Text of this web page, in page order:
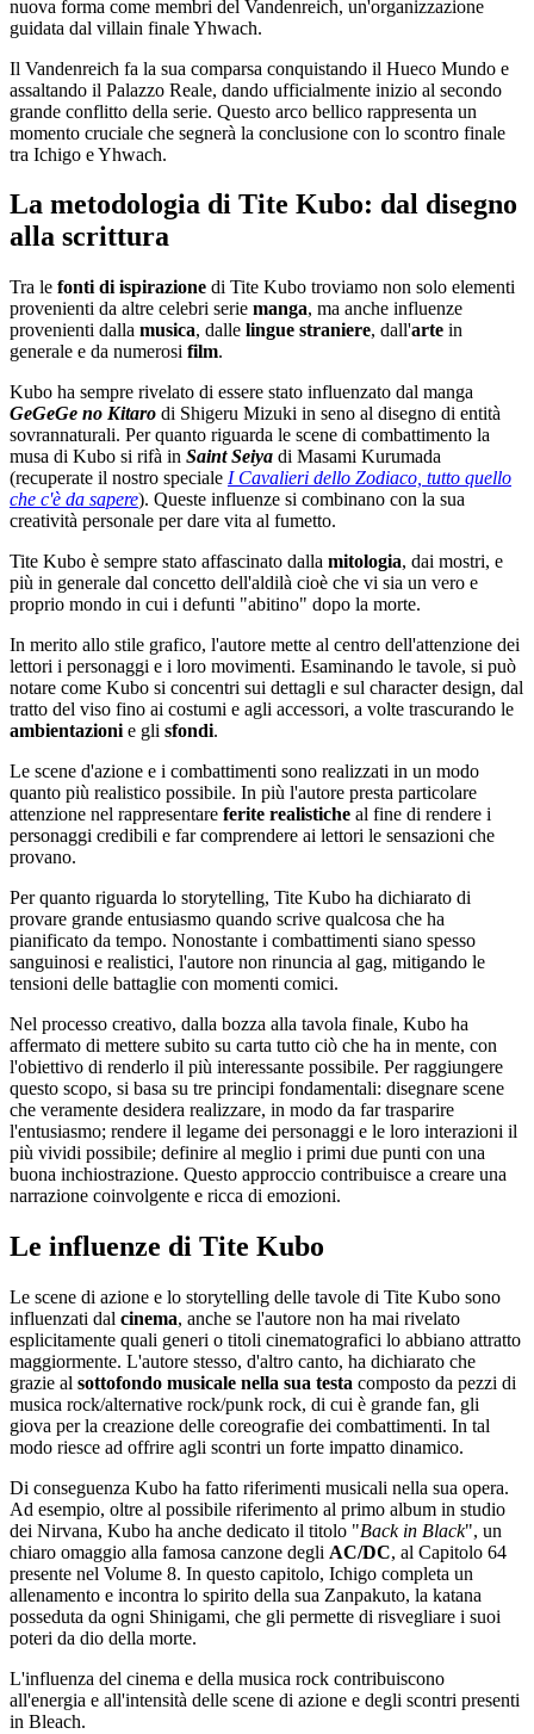
nuova forma come membri del Vandenreich, un'organizzazione
guidata dal villain finale Yhwach.
Il Vandenreich fa la sua comparsa conquistando il Hueco Mundo e
assaltando il Palazzo Reale, dando ufficialmente inizio al secondo
grande conflitto della serie. Questo arco bellico rappresenta un
momento cruciale che segnerà la conclusione con lo scontro finale
tra Ichigo e Yhwach.
La metodologia di Tite Kubo: dal disegno
alla scrittura
Tra le fonti di ispirazione di Tite Kubo troviamo non solo elementi
provenienti da altre celebri serie manga, ma anche influenze
provenienti dalla musica, dalle lingue straniere, dall'arte in
generale e da numerosi film.
Kubo ha sempre rivelato di essere stato influenzato dal manga
GeGeGe no Kitaro di Shigeru Mizuki in seno al disegno di entità
sovrannaturali. Per quanto riguarda le scene di combattimento la
musa di Kubo si rifà in Saint Seiya di Masami Kurumada
(recuperate il nostro speciale I Cavalieri dello Zodiaco, tutto quello
che c'è da sapere). Queste influenze si combinano con la sua
creatività personale per dare vita al fumetto.
Tite Kubo è sempre stato affascinato dalla mitologia, dai mostri, e
più in generale dal concetto dell'aldilà cioè che vi sia un vero e
proprio mondo in cui i defunti "abitino" dopo la morte.
In merito allo stile grafico, l'autore mette al centro dell'attenzione dei
lettori i personaggi e i loro movimenti. Esaminando le tavole, si può
notare come Kubo si concentri sui dettagli e sul character design, dal
tratto del viso fino ai costumi e agli accessori, a volte trascurando le
ambientazioni e gli sfondi.
Le scene d'azione e i combattimenti sono realizzati in un modo
quanto più realistico possibile. In più l'autore presta particolare
attenzione nel rappresentare ferite realistiche al fine di rendere i
personaggi credibili e far comprendere ai lettori le sensazioni che
provano.
Per quanto riguarda lo storytelling, Tite Kubo ha dichiarato di
provare grande entusiasmo quando scrive qualcosa che ha
pianificato da tempo. Nonostante i combattimenti siano spesso
sanguinosi e realistici, l'autore non rinuncia al gag, mitigando le
tensioni delle battaglie con momenti comici.
Nel processo creativo, dalla bozza alla tavola finale, Kubo ha
affermato di mettere subito su carta tutto ciò che ha in mente, con
l'obiettivo di renderlo il più interessante possibile. Per raggiungere
questo scopo, si basa su tre principi fondamentali: disegnare scene
che veramente desidera realizzare, in modo da far trasparire
l'entusiasmo; rendere il legame dei personaggi e le loro interazioni il
più vividi possibile; definire al meglio i primi due punti con una
buona inchiostrazione. Questo approccio contribuisce a creare una
narrazione coinvolgente e ricca di emozioni.
Le influenze di Tite Kubo
Le scene di azione e lo storytelling delle tavole di Tite Kubo sono
influenzati dal cinema, anche se l'autore non ha mai rivelato
esplicitamente quali generi o titoli cinematografici lo abbiano attratto
maggiormente. L'autore stesso, d'altro canto, ha dichiarato che
grazie al sottofondo musicale nella sua testa composto da pezzi di
musica rock/alternative rock/punk rock, di cui è grande fan, gli
giova per la creazione delle coreografie dei combattimenti. In tal
modo riesce ad offrire agli scontri un forte impatto dinamico.
Di conseguenza Kubo ha fatto riferimenti musicali nella sua opera.
Ad esempio, oltre al possibile riferimento al primo album in studio
dei Nirvana, Kubo ha anche dedicato il titolo "Back in Black", un
chiaro omaggio alla famosa canzone degli AC/DC, al Capitolo 64
presente nel Volume 8. In questo capitolo, Ichigo completa un
allenamento e incontra lo spirito della sua Zanpakuto, la katana
posseduta da ogni Shinigami, che gli permette di risvegliare i suoi
poteri da dio della morte.
L'influenza del cinema e della musica rock contribuiscono
all'energia e all'intensità delle scene di azione e degli scontri presenti
in Bleach.